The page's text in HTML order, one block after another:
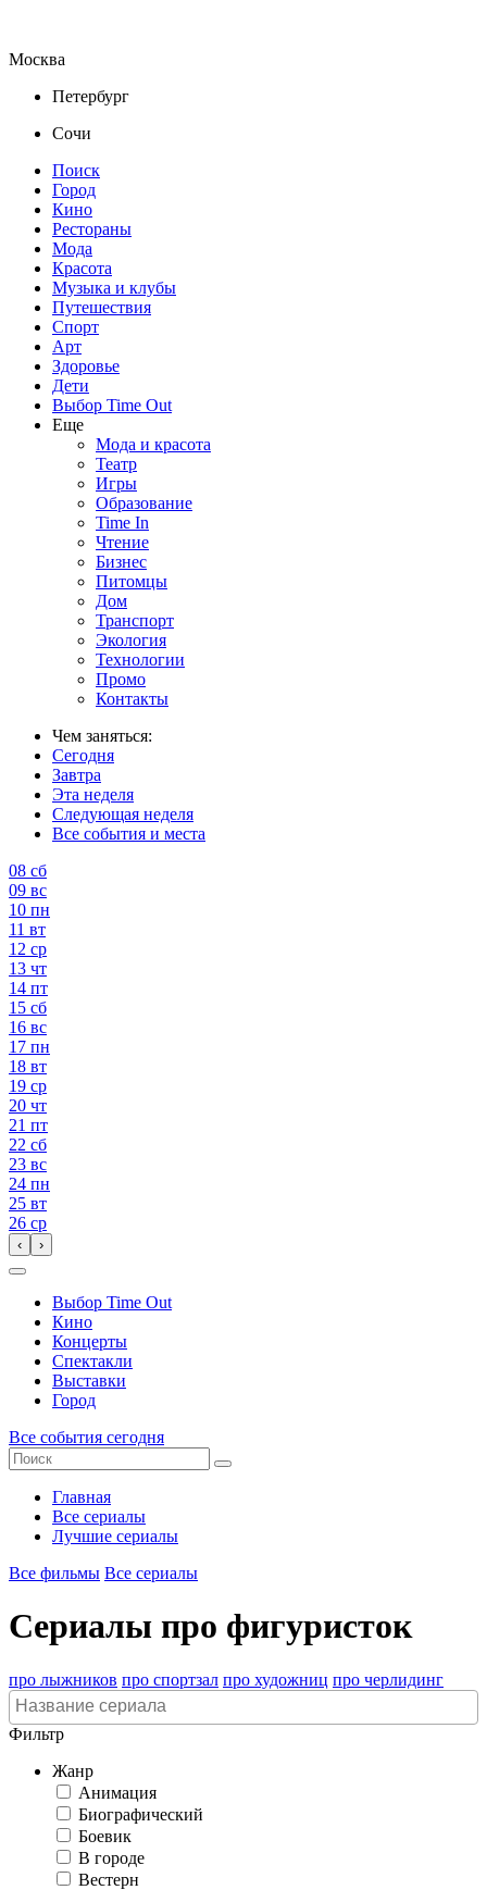
Москва
Петербург
Сочи
Поиск
Город
Кино
Рестораны
Мода
Красота
Музыка и клубы
Путешествия
Спорт
Арт
Здоровье
Дети
Выбор Time Out
Еще
Мода и красота
Театр
Игры
Образование
Time In
Чтение
Бизнес
Питомцы
Дом
Транспорт
Экология
Технологии
Промо
Контакты
Чем заняться:
Сегодня
Завтра
Эта неделя
Следующая неделя
Все события и места
08 сб
09 вс
10 пн
11 вт
12 ср
13 чт
14 пт
15 сб
16 вс
17 пн
18 вт
19 ср
20 чт
21 пт
22 сб
23 вс
24 пн
25 вт
26 ср
‹ ›
Выбор Time Out
Кино
Концерты
Спектакли
Выставки
Город
Все события сегодня
Главная
Все сериалы
Лучшие сериалы
Все фильмы Все сериалы
Сериалы про фигуристок
про лыжников про спортзал про художниц про черлидинг
Фильтр
Жанр
Анимация
Биографический
Боевик
В городе
Вестерн